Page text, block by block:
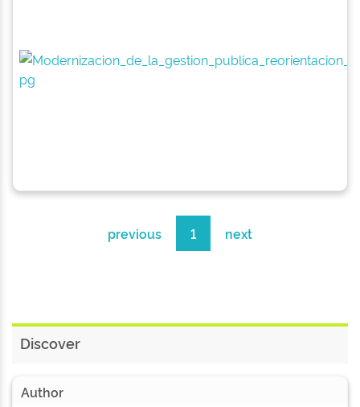
previous 1 next
Discover
Author